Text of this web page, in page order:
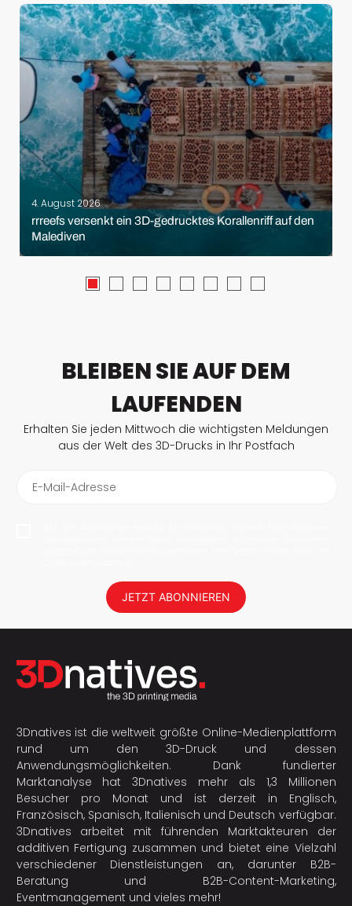
4. August 2026
rrreefs versenkt ein 3D-gedrucktes Korallenriff auf den
Malediven
BLEIBEN SIE AUF DEM
LAUFENDEN
Erhalten Sie jeden Mittwoch die wichtigsten Meldungen
aus der Welt des 3D-Drucks in Ihr Postfach
E-Mail-Adresse
JETZT ABONNIEREN
3Dnatives ist die weltweit größte Online-Medienplattform
rund um den 3D-Druck und dessen
Anwendungsmöglichkeiten. Dank fundierter
Marktanalyse hat 3Dnatives mehr als 1,3 Millionen
Besucher pro Monat und ist derzeit in Englisch,
Französisch, Spanisch, Italienisch und Deutsch verfügbar.
3Dnatives arbeitet mit führenden Marktakteuren der
additiven Fertigung zusammen und bietet eine Vielzahl
verschiedener Dienstleistungen an, darunter B2B-
Beratung und B2B-Content-Marketing,
Eventmanagement und vieles mehr!